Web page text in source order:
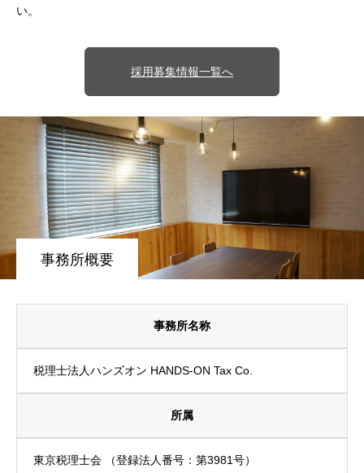
い。
採用募集情報一覧へ
事務所概要
事務所名称
税理士法人ハンズオン HANDS-ON Tax Co.
所属
東京税理士会 （登録法人番号：第3981号）